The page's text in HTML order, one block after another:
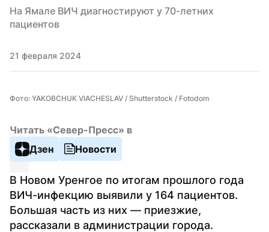
На Ямале ВИЧ диагностируют у 70-летних
пациентов
21 февраля 2024
Фото: YAKOBCHUK VIACHESLAV / Shutterstock / Fotodom
Читать «Север-Пресс» в
Дзен
Новости
В Новом Уренгое по итогам прошлого года
ВИЧ-инфекцию выявили у 164 пациентов.
Большая часть из них — приезжие,
рассказали в администрации города.